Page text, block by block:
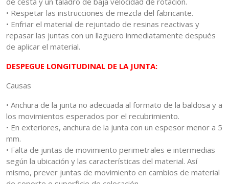
• Respetar las instrucciones de mezcla del fabricante.
• Enfriar el material de rejuntado de resinas reactivas y
repasar las juntas con un llaguero inmediatamente después
de aplicar el material.
DESPEGUE LONGITUDINAL DE LA JUNTA:
Causas
• Anchura de la junta no adecuada al formato de la baldosa y a
los movimientos esperados por el recubrimiento.
• En exteriores, anchura de la junta con un espesor menor a 5
mm.
• Falta de juntas de movimiento perimetrales e intermedias
según la ubicación y las características del material. Así
mismo, prever juntas de movimiento en cambios de material